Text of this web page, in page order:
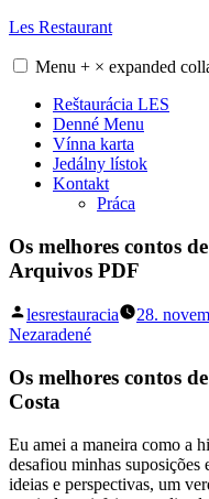
Skip
content
Les Restaurant
Menu + × expanded
Reštaurácia LES
Denné Menu
Vínna karta
Jedálny lístok
Kontakt
Práca
Os melhores contos
Arquivos PDF
Posted
by
lesrestauracia 28.
Nezaradené
Os melhores contos
Costa
Eu amei a maneira como a
desafiou minhas suposições
ideias e perspectivas, um